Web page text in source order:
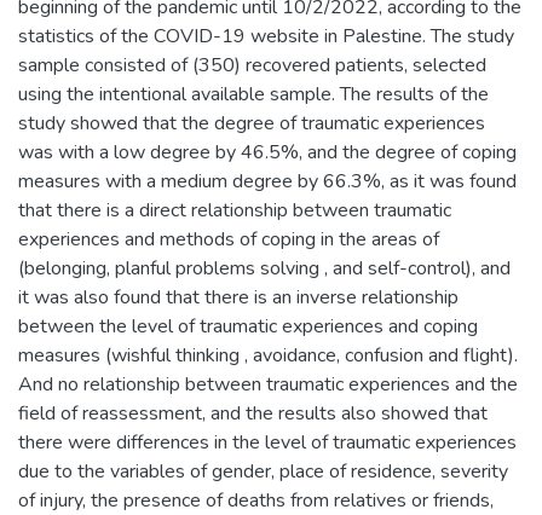
beginning of the pandemic until 10/2/2022, according to the
statistics of the COVID-19 website in Palestine. The study
sample consisted of (350) recovered patients, selected
using the intentional available sample. The results of the
study showed that the degree of traumatic experiences
was with a low degree by 46.5%, and the degree of coping
measures with a medium degree by 66.3%, as it was found
that there is a direct relationship between traumatic
experiences and methods of coping in the areas of
(belonging, planful problems solving , and self-control), and
it was also found that there is an inverse relationship
between the level of traumatic experiences and coping
measures (wishful thinking , avoidance, confusion and flight).
And no relationship between traumatic experiences and the
field of reassessment, and the results also showed that
there were differences in the level of traumatic experiences
due to the variables of gender, place of residence, severity
of injury, the presence of deaths from relatives or friends,